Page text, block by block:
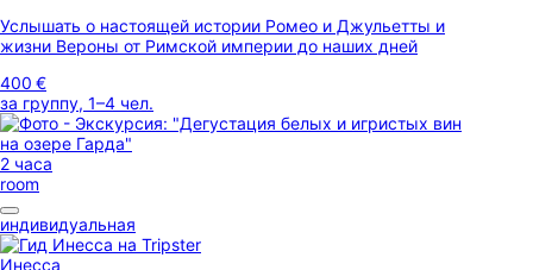
Услышать о настоящей истории Ромео и Джульетты и
жизни Вероны от Римской империи до наших дней
400 €
за группу, 1–4 чел.
2 часа
room
индивидуальная
Инесса